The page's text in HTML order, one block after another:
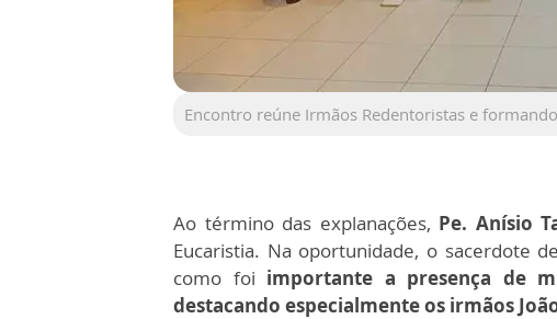
Encontro reúne Irmãos Redentoristas e
Ao término das explanações, Pe. Anísio
Eucaristia. Na oportunidade, o sacerdote
como foi importante a presença de
destacando especialmente os irmãos